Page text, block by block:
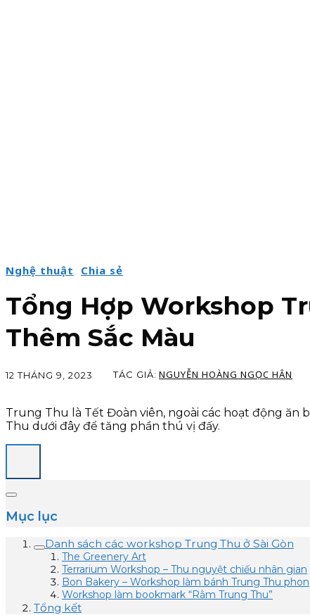
Nghệ thuật Chia sẻ
Tổng Hợp Workshop
Thêm Sắc Màu
12 THÁNG 9, 2023 TÁC GIẢ: NGUYỄN HOÀNG NGỌC HÂN
Trung Thu là Tết Đoàn viên, ngoài các hoạt động
Thu dưới đây để tăng phần thú vị đấy.
Mục lục
Danh sách các workshop Trung Thu ở Sài Gòn
The Greenery Art
Terrarium Workshop – Thu nguyệt chiếu nhân gian
Bon Bakery – Workshop làm bánh Trung Thu
Workshop làm bookmark “Rằm Trung Thu”
Tổng kết